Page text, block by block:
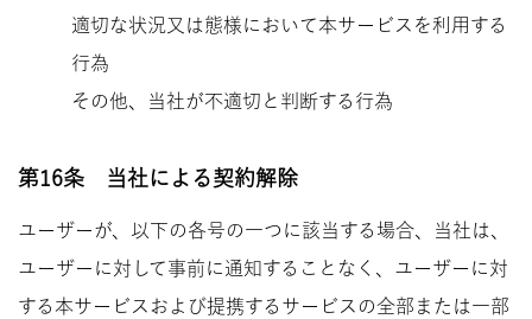
適切な状況又は態様において本サービスを利用する
行為
その他、当社が不適切と判断する行為
第16条 当社による契約解除
ユーザーが、以下の各号の一つに該当する場合、当社は、
ユーザーに対して事前に通知することなく、ユーザーに対
する本サービスおよび提携するサービスの全部または一部